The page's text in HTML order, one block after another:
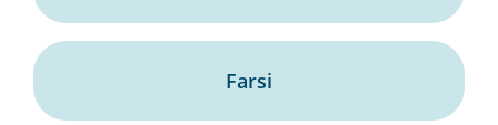
Farsi